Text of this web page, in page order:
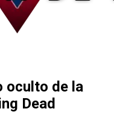
oculto de la
Dead